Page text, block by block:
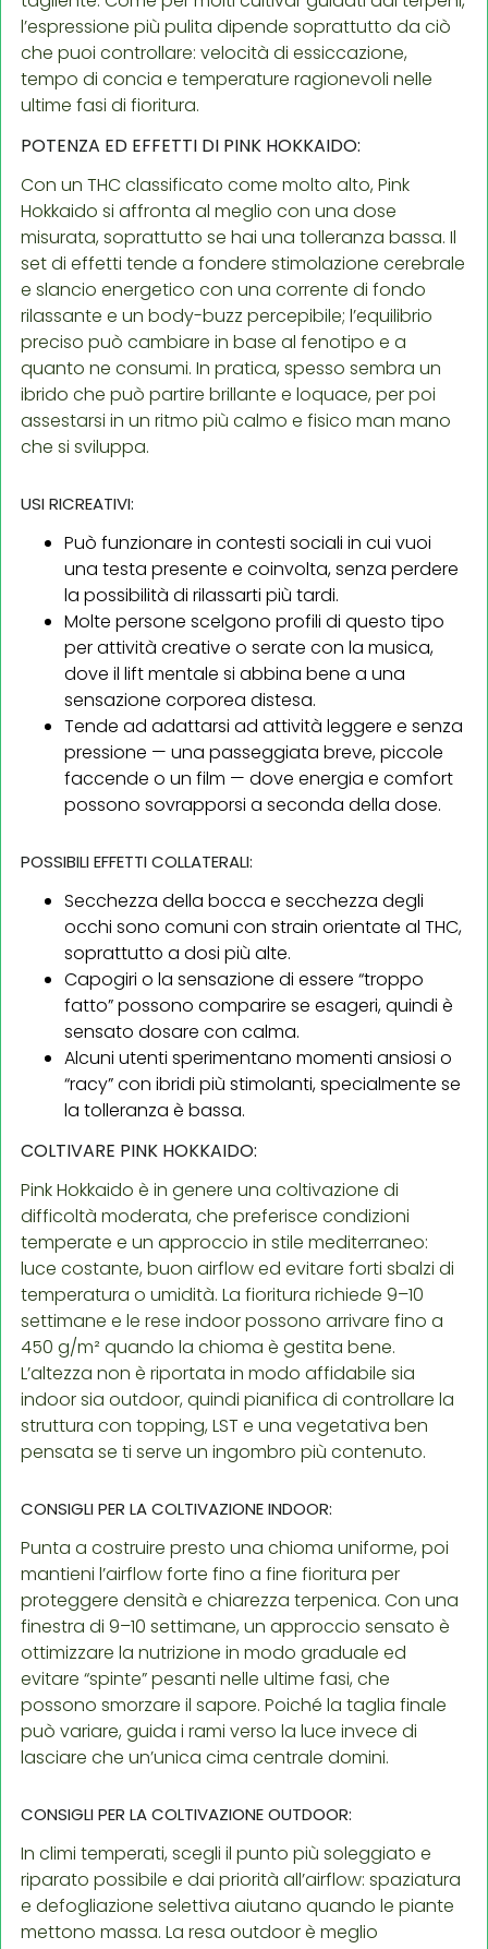
l’espressione più pulita dipende soprattutto da ciò
che puoi controllare: velocità di essiccazione,
tempo di concia e temperature ragionevoli nelle
ultime fasi di fioritura.
POTENZA ED EFFETTI DI PINK HOKKAIDO:
Con un THC classificato come molto alto, Pink
Hokkaido si affronta al meglio con una dose
misurata, soprattutto se hai una tolleranza bassa. Il
set di effetti tende a fondere stimolazione cerebrale
e slancio energetico con una corrente di fondo
rilassante e un body-buzz percepibile; l’equilibrio
preciso può cambiare in base al fenotipo e a
quanto ne consumi. In pratica, spesso sembra un
ibrido che può partire brillante e loquace, per poi
assestarsi in un ritmo più calmo e fisico man mano
che si sviluppa.
USI RICREATIVI:
Può funzionare in contesti sociali in cui vuoi
una testa presente e coinvolta, senza perdere
la possibilità di rilassarti più tardi.
Molte persone scelgono profili di questo tipo
per attività creative o serate con la musica,
dove il lift mentale si abbina bene a una
sensazione corporea distesa.
Tende ad adattarsi ad attività leggere e senza
pressione — una passeggiata breve, piccole
faccende o un film — dove energia e comfort
possono sovrapporsi a seconda della dose.
POSSIBILI EFFETTI COLLATERALI:
Secchezza della bocca e secchezza degli
occhi sono comuni con strain orientate al THC,
soprattutto a dosi più alte.
Capogiri o la sensazione di essere “troppo
fatto” possono comparire se esageri, quindi è
sensato dosare con calma.
Alcuni utenti sperimentano momenti ansiosi o
“racy” con ibridi più stimolanti, specialmente se
la tolleranza è bassa.
COLTIVARE PINK HOKKAIDO:
Pink Hokkaido è in genere una coltivazione di
difficoltà moderata, che preferisce condizioni
temperate e un approccio in stile mediterraneo:
luce costante, buon airflow ed evitare forti sbalzi di
temperatura o umidità. La fioritura richiede 9–10
settimane e le rese indoor possono arrivare fino a
450 g/m² quando la chioma è gestita bene.
L’altezza non è riportata in modo affidabile sia
indoor sia outdoor, quindi pianifica di controllare la
struttura con topping, LST e una vegetativa ben
pensata se ti serve un ingombro più contenuto.
CONSIGLI PER LA COLTIVAZIONE INDOOR:
Punta a costruire presto una chioma uniforme, poi
mantieni l’airflow forte fino a fine fioritura per
proteggere densità e chiarezza terpenica. Con una
finestra di 9–10 settimane, un approccio sensato è
ottimizzare la nutrizione in modo graduale ed
evitare “spinte” pesanti nelle ultime fasi, che
possono smorzare il sapore. Poiché la taglia finale
può variare, guida i rami verso la luce invece di
lasciare che un’unica cima centrale domini.
CONSIGLI PER LA COLTIVAZIONE OUTDOOR:
In climi temperati, scegli il punto più soleggiato e
riparato possibile e dai priorità all’airflow: spaziatura
e defogliazione selettiva aiutano quando le piante
mettono massa. La resa outdoor è meglio